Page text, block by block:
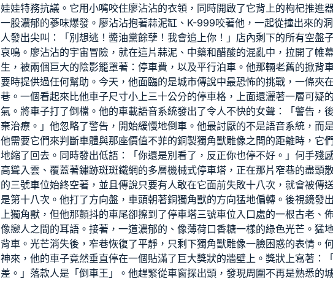
娃娃特務抗議。它用小嘴咬住廖沾沾的衣領，同時開啟了它背上的枸杞推進
一股濃郁的蔘味爆發。廖沾沾抱著蒜泥缸、K-999咬著他，一起從撞出來的
人發出尖叫：「別想逃！醬油黨餘孽！我會追上你！」店內剩下的所有空盤
哀鳴。廖沾沾的宇宙冒險，就在這片蒜泥、中藥和醋酸的混亂中，拉開了帷
生，被兩個巨大的陰影籠罩著：停車費，以及平行泊車。他那輛老舊的掀背
要時提供過任何幫助。今天，他面臨的是城市傳說中最恐怖的挑戰，一條夾
巷。一個看起來比他車子尺寸小上三十公分的停車格，上面還灑著一層可疑的
氣。將車子打了倒檔。他的車載語音系統發出了令人不快的女聲：「警告，
棄治療。」他忽略了警告，開始緩慢地倒車。他最討厭的不是語音系統，而
他需要它們來判斷車體與那座價值不菲的銅製獨角獸雕像之間的距離時，它
地縮了回去。同時發出低語：「你還是別看了，反正你也停不好。」何手殘
高聳入雲、覆蓋著鏽跡斑斑鐵網的多層機械式停車塔，正在那片窄巷的盡頭
的三號車位始終空著，並且傳說只要有人敢在它面前失敗十八次，就會被傳
是第十八次。他打了方向盤，車頭朝著銅獨角獸的方向猛地偏轉。後視鏡發
上獨角獸，但他那顫抖的車尾卻擦到了停車塔三號車位入口處的一根古老、
像戀人之間的耳語。接著，一道濃郁的、像薄荷口香糖一樣的綠色光芒。猛
背車。光芒消失後，窄巷恢復了平靜，只剩下獨角獸雕像一臉困惑的表情。
神來，他的車子竟然垂直停在一個貼滿了巨大獎狀的牆壁上。獎狀上寫著
差。」落款人是「倒車王」。他趕緊從車窗探出頭，發現周圍不再是熟悉的